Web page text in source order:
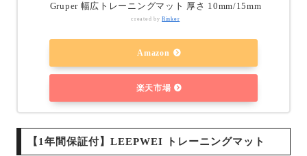
Gruper 幅広トレーニングマット 厚さ 10mm/15mm
created byRinker
Amazon
楽天市場
【1年間保証付】LEEPWEI トレーニングマット